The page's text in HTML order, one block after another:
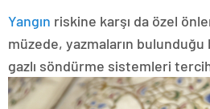
Yangın riskine karşı da özel
müzede, yazmaların
gazlı söndürme sistemleri